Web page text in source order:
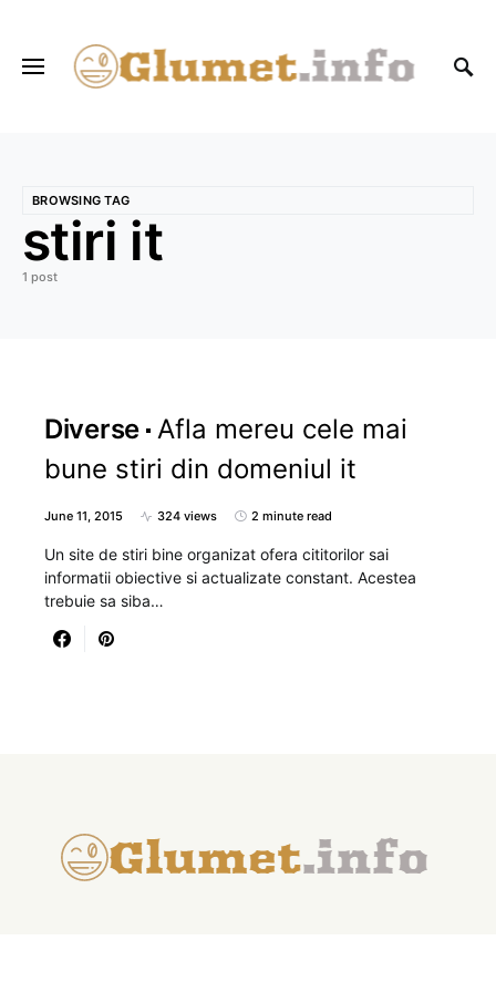
BROWSING TAG
stiri it
1 post
Diverse Afla mereu cele mai
bune stiri din domeniul it
June 11, 2015 324 views 2 minute read
Un site de stiri bine organizat ofera cititorilor sai
informatii obiective si actualizate constant. Acestea
trebuie sa siba…